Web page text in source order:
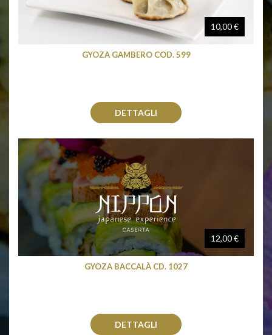
10,00 €
GYOZA GAMBERO COD. 599
DETTAGLI
12,00 €
GYOZA BACCALÀ CD. 1027
DETTAGLI